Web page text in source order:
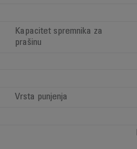
Kapacitet spremnika za
prašinu
Vrsta punjenja